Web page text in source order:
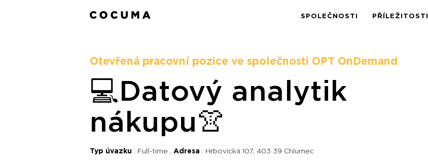
SPOLEČNOSTI PŘÍLEŽITOSTI
Otevřená pracovní pozice ve společnosti OPT OnDemand
💻Datový analytik
nákupu👚
Typ úvazku Full-time Adresa Hrbovická 107, 403 39 Chlumec